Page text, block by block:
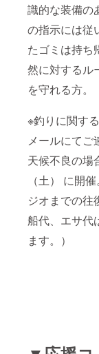
識的な装備の
の指示には従
たゴミは持ち
然に対するル
を守れる方。
※釣りに関す
メールにてご
天候不良の場
（土） に開
ジオまでの往
船代、エサ代
ます。）